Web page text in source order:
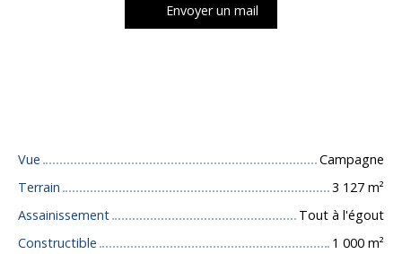
Envoyer un mail
Vue
Campagne
Terrain
3 127 m²
Assainissement
Tout à l'égout
Constructible
1 000 m²